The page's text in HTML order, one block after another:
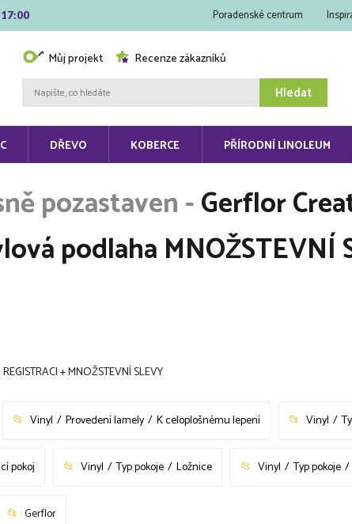
Poradenské centrum
Můj projekt Recenze zákazníků
Hledat
DŘEVO KOBERCE PŘÍRODNÍ LINOLEUM
Gerflor
podlaha MNOŽSTEVNÍ
+ MNOŽSTEVNÍ SLEVY
Vinyl Provedení lamely K celoplošnému lepení Vinyl
pokoj Vinyl Typ pokoje Ložnice Vinyl Typ pokoje
Gerflor